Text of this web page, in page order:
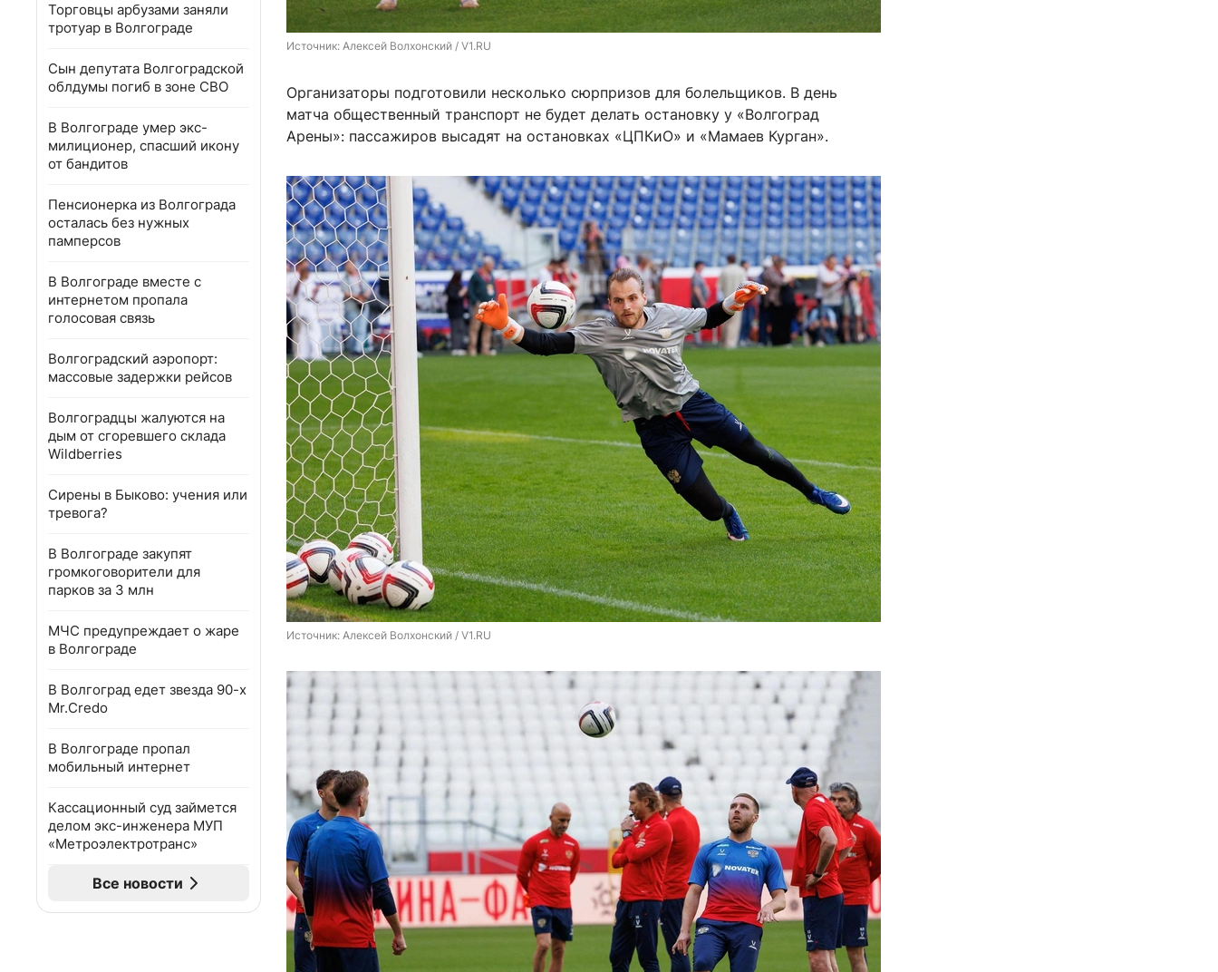
Торговцы арбузами заняли
тротуар в Волгограде
Сын депутата Волгоградской
облдумы погиб в зоне СВО
В Волгограде умер экс-
милиционер, спасший икону
от бандитов
Пенсионерка из Волгограда
осталась без нужных
памперсов
В Волгограде вместе с
интернетом пропала
голосовая связь
Волгоградский аэропорт:
массовые задержки рейсов
Волгоградцы жалуются на
дым от сгоревшего склада
Wildberries
Сирены в Быково: учения или
тревога?
В Волгограде закупят
громкоговорители для
парков за 3 млн
МЧС предупреждает о жаре
в Волгограде
В Волгоград едет звезда 90-х
Mr.Credo
В Волгограде пропал
мобильный интернет
Кассационный суд займется
делом экс-инженера МУП
«Метроэлектротранс»
Все новости
Источник: Алексей Волхонский / V1.RU
Организаторы подготовили несколько сюрпризов для болельщиков. В день
матча общественный транспорт не будет делать остановку у «Волгоград
Арены»: пассажиров высадят на остановках «ЦПКиО» и «Мамаев Курган».
Источник: Алексей Волхонский / V1.RU